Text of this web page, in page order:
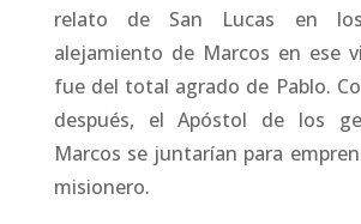
relato de San Lucas en
alejamiento de Marcos en ese
fue del total agrado de Pablo.
después, el Apóstol de los
Marcos se juntarían para
misionero.